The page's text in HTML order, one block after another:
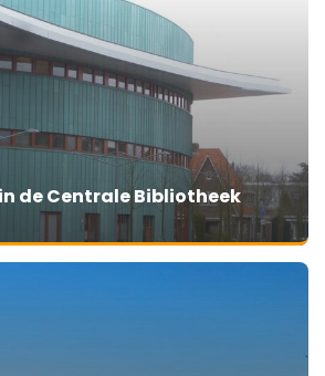
de Centrale Bibliotheek